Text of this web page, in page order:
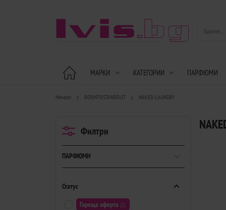
КАТЕГОРИИ ПАРФЮМИ
МАРКИ
Начало BORNTOSTANDOUT NAKED LAUNDRY
Филтри
ПАРФЮМИ
Статус
Гореща оферта (2)